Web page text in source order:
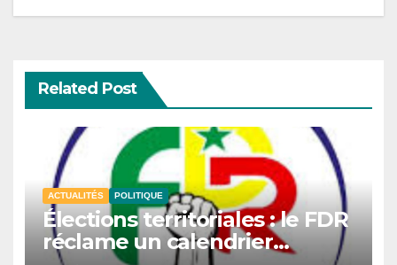
Related Post
ACTUALITÉS POLITIQUE
Élections territoriales : le FDR
réclame un calendrier